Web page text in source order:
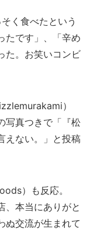
く食べたという
たです」、「辛め
た。お笑いコンビ
）
写真つきで「『松
えない。」と投稿
）も反応。
、本当にありがと
ぬ交流が生まれて